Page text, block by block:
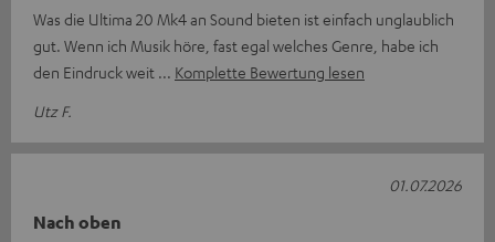
Was die Ultima 20 Mk4 an Sound bieten ist einfach unglaublich
gut. Wenn ich Musik höre, fast egal welches Genre, habe ich
den Eindruck weit
Komplette Bewertung lesen
Utz F.
Nach oben
01.07.2026